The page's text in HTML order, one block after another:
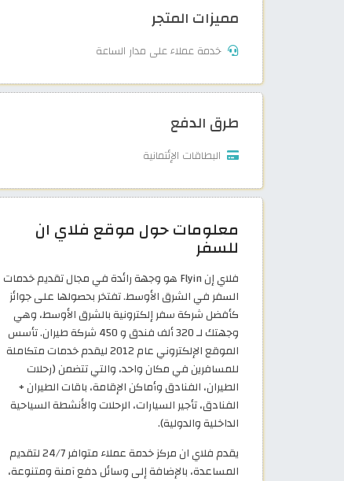
مميزات المتجر
خدمة عملاء على مدار الساعة
طرق الدفع
البطاقات الإئتمانية
معلومات حول موقع فلاي ان
للسفر
فلاي إن Flyin هو وجهة رائدة في مجال تقديم خدمات
السفر في الشرق الأوسط. تفتخر بحصولها على جوائز
كأفضل شركة سفر إلكترونية بالشرق الأوسط، وهي
وجهتك لـ 320 ألف فندق و 450 شركة طيران. تأسس
الموقع الإلكتروني عام 2012 ليقدم خدمات متكاملة
للمسافرين في مكان واحد، والتي تتضمن (رحلات
الطيران، الفنادق وأماكن الإقامة، باقات الطيران +
الفنادق، تأجير السيارات، الرحلات والأنشطة السياحية
الداخلية والدولية).
يقدم فلاي ان مركز خدمة عملاء متوافر 24/7 لتقديم
المساعدة، بالإضافة إلى وسائل دفع آمنة ومتنوعة،